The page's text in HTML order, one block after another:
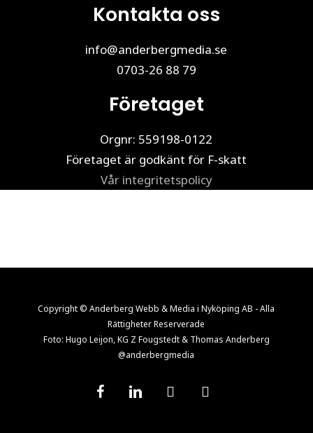
Kontakta oss
info@anderbergmedia.se
0703-26 88 79
Företaget
Orgnr: 559198-0122
Företaget är godkänt för F-skatt
Vår integritetspolicy
Copyright © Anderberg Webb & Media i Nyköping AB - Alla
Rättigheter Reserverade
Foto: Hugo Leijon, KG Z Fougstedt & Thomas Anderberg
@anderbergmedia
facebooklinkedin youtube instagram